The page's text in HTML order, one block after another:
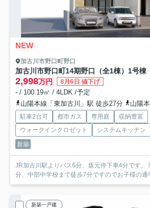
NEW
加古川市野口町野口
加古川市野口町14期野口（全1棟）1号棟
2,998万円 8月6日 値下げ
- / 100.19㎡ / 4LDK /予定
山陽本線「東加古川」駅 徒歩27分
山陽本
駐車2台可 都市ガス 専用庭
収納豊富
ウォークインクロゼット
システムキッチン
新築
JR加古川駅よりバス6分、坂元停下車4分です。
分、中部中学校まで徒歩7分ですのでお子様の通
新築一戸建